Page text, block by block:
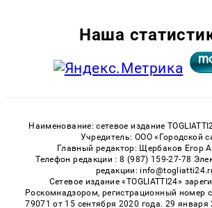
Наша
Наименование: сетевое издание
Учредитель: ООО «Городской
Главный редактор: Щербаков Егор
Телефон редакции : 8 (987) 159-27-78
редакции:
Сетевое издание «TOGLIATTI24»
Роскомнадзором, регистрационный номер
79071 от 15 сентября 2020 года. 29 января